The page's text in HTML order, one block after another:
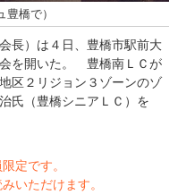
橋で）
長）は４日、豊橋市駅前大
を開いた。 豊橋南ＬＣが
区２リジョン３ゾーンのゾ
氏（豊橋シニアＬＣ）を
定です。
いただけます。